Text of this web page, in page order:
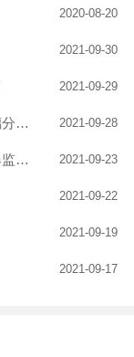
2020-08-20
2021-09-30
2021-09-29
什么是电加热防雾玻璃？电加热防雾玻璃分有哪几种？电加热玻璃有什么优点？ 2021-09-28
防爆监控摄像机的工作原理是什么？防爆监控摄像头玻璃耐高温吗？ 2021-09-23
2021-09-22
2021-09-19
2021-09-17